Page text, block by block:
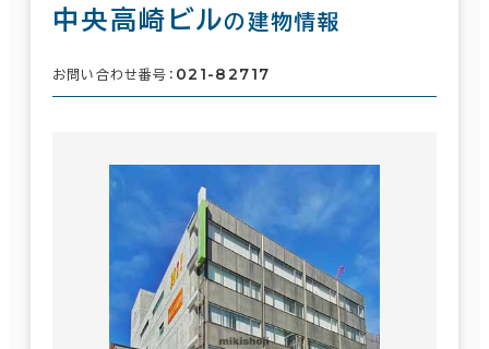
中央高崎ビルの建物情報
お問い合わせ番号： 021-82717